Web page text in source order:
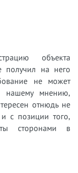
объекта
получил на него
не может
нашему мнению,
отнюдь не
с позиции того,
сторонами в